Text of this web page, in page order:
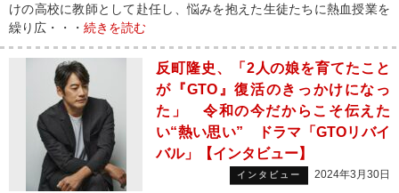
けの高校に教師として赴任し、悩みを抱えた生徒たちに熱血授業を
繰り広・・・ 続きを読む
反町隆史、「2人の娘を育てたこと
が『GTO』復活のきっかけになっ
た」 令和の今だからこそ伝えた
い“熱い思い” ドラマ「GTOリバイ
バル」【インタビュー】
インタビュー 2024年3月30日